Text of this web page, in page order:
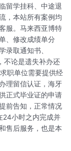
留学挂科、中途退
，本站所有案例均
服。马来西亚博特
、修改成绩单分
录取通知书、
不论是遗失补办还
职单位需要提供经
理留信认证，海牙
正式毕业证的申请
前告知，正常情况
24小时之内完成并
售后服务，也是本